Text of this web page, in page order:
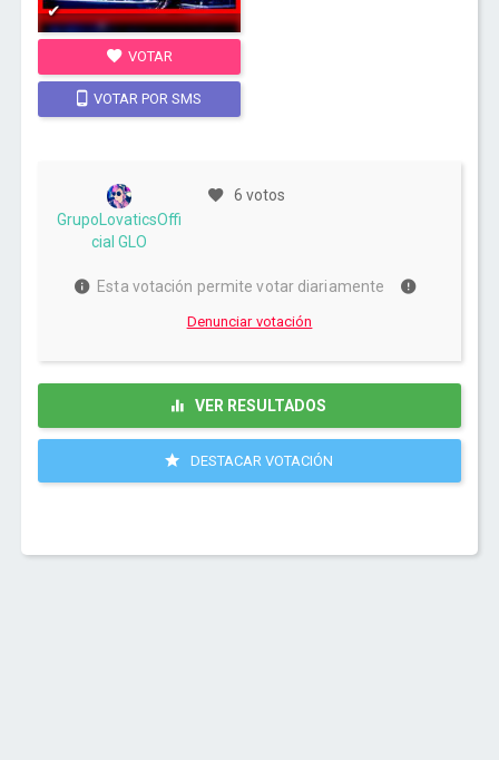
✔
VOTAR
VOTAR POR SMS
GrupoLovaticsOffi
cial GLO
6 votos
Esta votación permite votar diariamente
Denunciar votación
VER RESULTADOS
DESTACAR VOTACIÓN